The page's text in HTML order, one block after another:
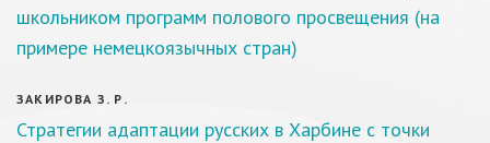
школьником программ полового просвещения (на
примере немецкоязычных стран)
ЗАКИРОВА З. Р.
Стратегии адаптации русских в Харбине с точки